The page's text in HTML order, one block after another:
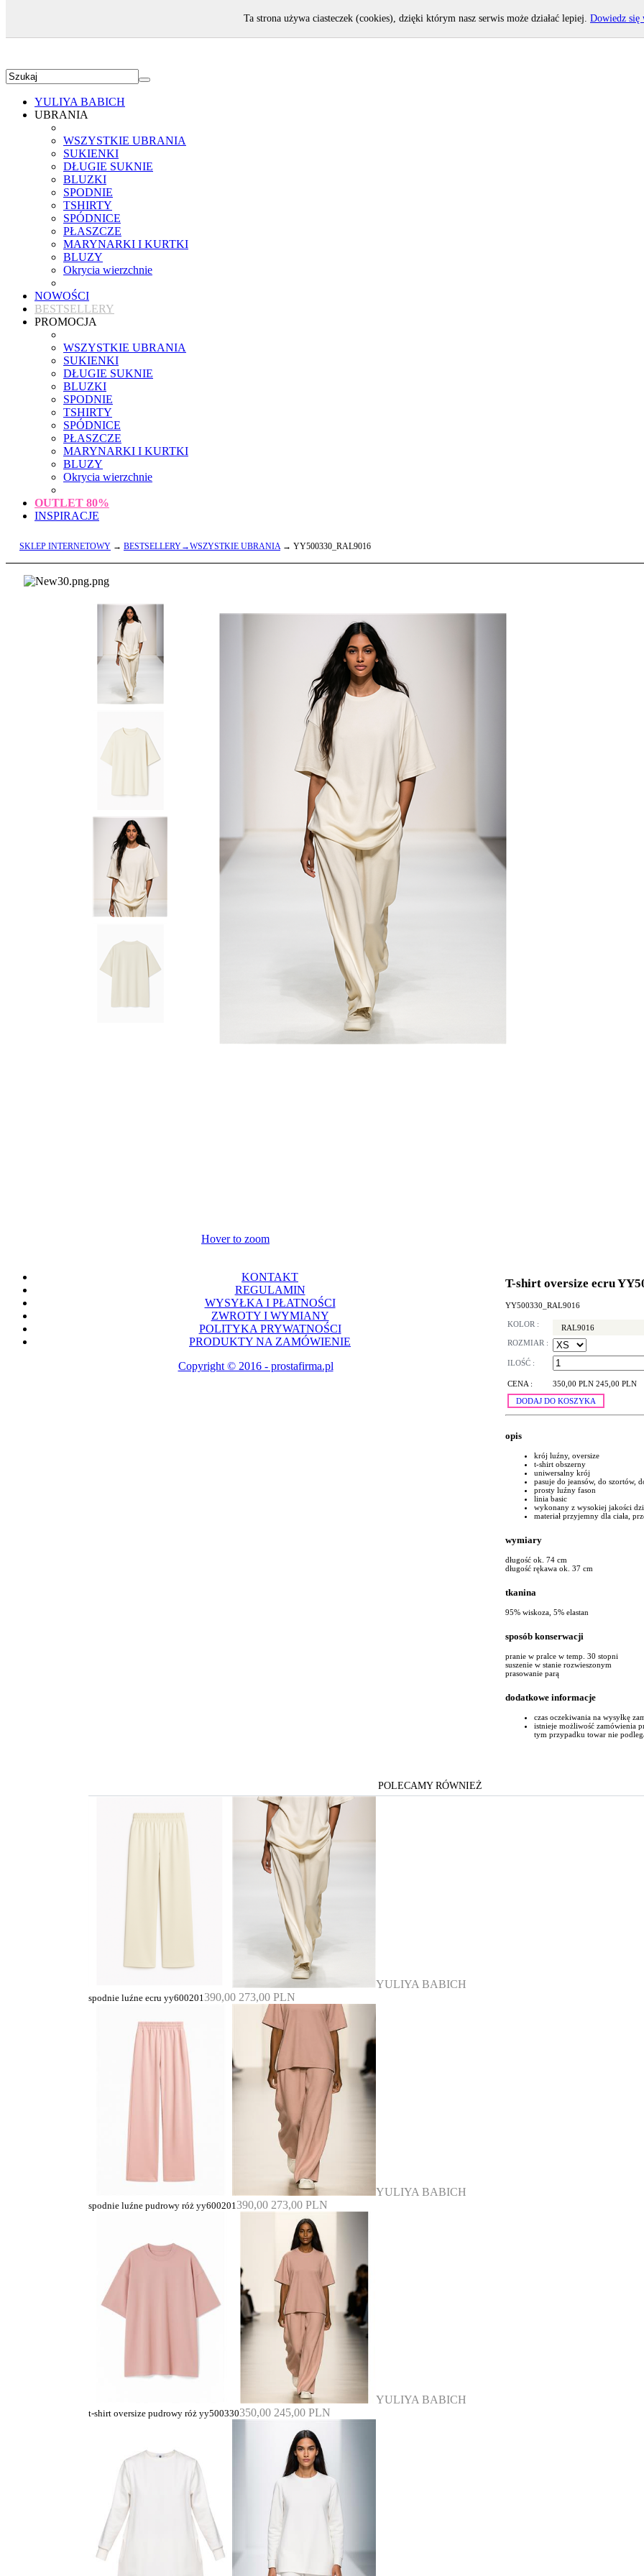
YULIYA BABICH
UBRANIA
WSZYSTKIE UBRANIA
SUKIENKI
DŁUGIE SUKNIE
BLUZKI
SPODNIE
TSHIRTY
SPÓDNICE
PŁASZCZE
MARYNARKI I KURTKI
BLUZY
Okrycia wierzchnie
NOWOŚCI
BESTSELLERY
PROMOCJA
WSZYSTKIE UBRANIA
SUKIENKI
DŁUGIE SUKNIE
BLUZKI
SPODNIE
TSHIRTY
SPÓDNICE
PŁASZCZE
MARYNARKI I KURTKI
BLUZY
Okrycia wierzchnie
OUTLET 80%
INSPIRACJE
SKLEP INTERNETOWY → BESTSELLERY→WSZYSTKIE UBRANIA→ YY500330_RAL9016
Hover to zoom
T-shirt oversize ecru
YY500330_RAL9016
KOLOR : RAL9016
ROZMIAR :
ILOŚĆ :
CENA : 350,00 PLN 245,00 PLN
DODAJ DO KOSZYKA
opis
krój luźny, oversize
t-shirt obszerny
uniwersalny krój
pasuje do jeansów, do szortów,
prosty luźny fason
linia basic
wykonany z wysokiej jakości
materiał przyjemny dla ciała,
wymiary
długość ok. 74 cm
długość rękawa ok. 37 cm
tkanina
95% wiskoza, 5% elastan
sposób konserwacji
pranie w pralce w temp. 30 stopni
suszenie w stanie rozwieszonym
prasowanie parą
dodatkowe informacje
czas oczekiwania na wysyłkę
istnieje możliwość zamówienia
tym przypadku towar nie
POLECAMY RÓWNIEŻ
YULIYA BABICH
spodnie luźne ecru yy600201390,00 273,00 PLN
YULIYA BABICH
spodnie luźne pudrowy róż yy600201390,00 273,00 PLN
YULIYA BABICH
t-shirt oversize pudrowy róż yy500330350,00 245,00 PLN
KONTAKT
REGULAMIN
WYSYŁKA I PŁATNOŚCI
ZWROTY I WYMIANY
POLITYKA PRYWATNOŚCI
PRODUKTY NA ZAMÓWIENIE
Copyright © 2016 - prostafirma.pl
Ta strona używa ciasteczek (cookies), dzięki którym nasz serwis może działać lepiej. Dowiedz się